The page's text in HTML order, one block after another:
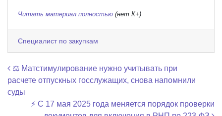
Читать материал полностью (нет К+)
Специалист по закупкам
Навигация по записям
⚖️ Матстимулирование нужно учитывать при
расчете отпускных госслужащих, снова напомнили
суды
⚡ С 17 мая 2025 года меняется порядок проверки